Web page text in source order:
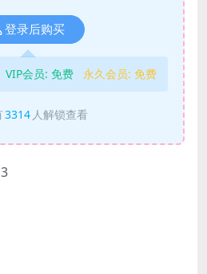
登录后购买
VIP会员: 免费 永久会员: 免费
3314 人解锁查看